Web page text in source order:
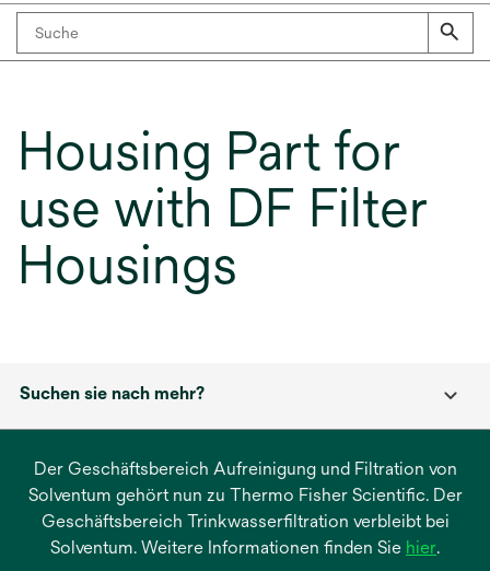
Housing Part for
use with DF Filter
Housings
Suchen sie nach mehr?
Der Geschäftsbereich Aufreinigung und Filtration von
Solventum gehört nun zu Thermo Fisher Scientific. Der
Geschäftsbereich Trinkwasserfiltration verbleibt bei
Solventum. Weitere Informationen finden Sie hierwird
.